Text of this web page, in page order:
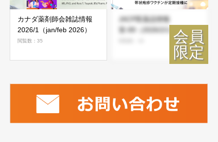
カナダ薬剤師会雑誌情報
2026/1（jan/feb 2026）
閲覧数：35
JACP医薬品情報
室-89（2026/2/1）